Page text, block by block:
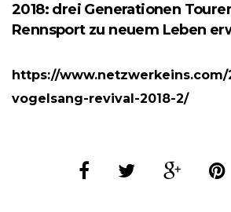
2018: drei Generationen
Rennsport zu neuem Leben
https://www.netzwerkeins.com/
vogelsang-revival-2018-2/